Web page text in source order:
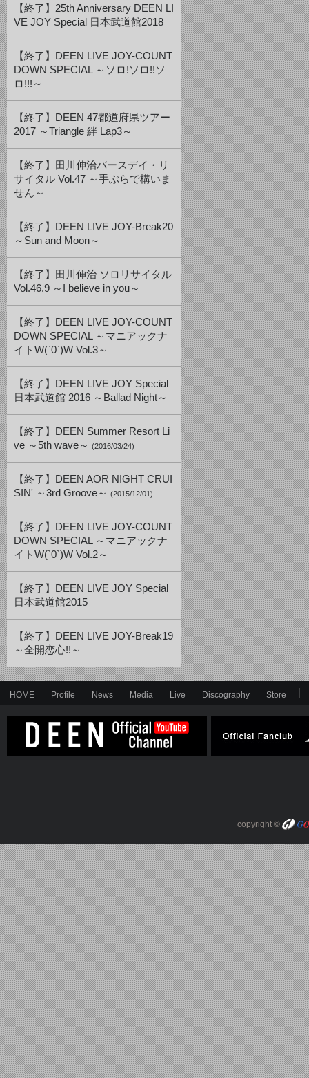
【終了】25th Anniversary DEEN LI
VE JOY Special 日本武道館2018
【終了】DEEN LIVE JOY-COUNT
DOWN SPECIAL ～ソロ!ソロ!!ソ
ロ!!!～
【終了】DEEN 47都道府県ツアー
2017 ～Triangle 絆 Lap3～
【終了】田川伸治バースデイ・リ
サイタル Vol.47 ～手ぶらで構いま
せん～
【終了】DEEN LIVE JOY-Break20
～Sun and Moon～
【終了】田川伸治 ソロリサイタル
Vol.46.9 ～I believe in you～
【終了】DEEN LIVE JOY-COUNT
DOWN SPECIAL ～マニアックナ
イトW(`0`)W Vol.3～
【終了】DEEN LIVE JOY Special
日本武道館 2016 ～Ballad Night～
【終了】DEEN Summer Resort Li
ve ～5th wave～ (2016/03/24)
【終了】DEEN AOR NIGHT CRUI
SIN' ～3rd Groove～ (2015/12/01)
【終了】DEEN LIVE JOY-COUNT
DOWN SPECIAL ～マニアックナ
イトW(`0`)W Vol.2～
【終了】DEEN LIVE JOY Special
日本武道館2015
【終了】DEEN LIVE JOY-Break19
～全開恋心!!～
HOME Profile News Media Live Discography Store
copyright ©